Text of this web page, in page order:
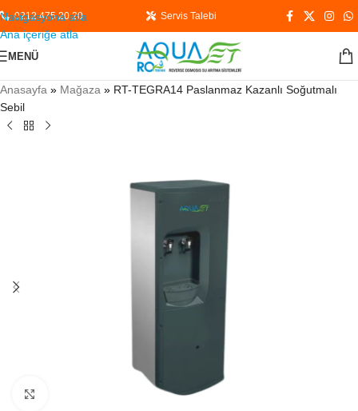
Navigasyona atla
Ana içeriğe atla
0212 475 20 20 Servis Talebi
MENÜ
Anasayfa » Mağaza » RT-TEGRA14 Paslanmaz Kazanlı Soğutmalı
Sebil